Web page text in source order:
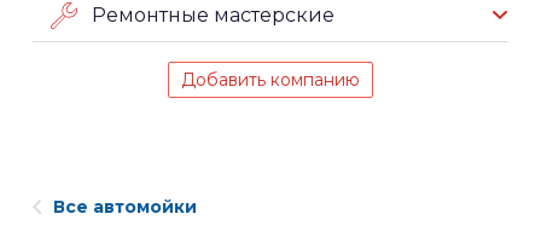
Ремонтные мастерские
Добавить компанию
Все автомойки